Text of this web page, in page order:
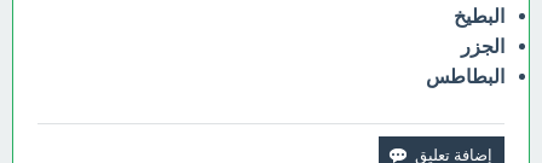
البطيخ
الجزر
البطاطس